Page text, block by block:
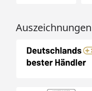
Auszeichnungen